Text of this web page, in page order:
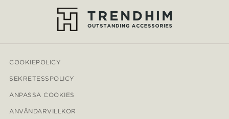
COOKIEPOLICY
SEKRETESSPOLICY
ANPASSA COOKIES
ANVÄNDARVILLKOR